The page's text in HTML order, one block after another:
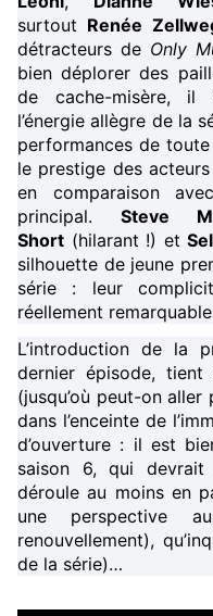
surtout Renée
détracteurs de Only
bien déplorer des
de cache-misère, il
l’énergie allègre de la
performances de
le prestige des
en comparaison
principal.
Steve
Short (hilarant !) et
silhouette de jeune
série : leur
réellement
L’introduction de la
dernier épisode,
(jusqu’où peut-on aller
dans l’enceinte de
d’ouverture : il est
saison 6, qui
déroule au moins en
une perspective
renouvellement),
de la série)…